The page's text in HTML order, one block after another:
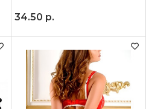
34.50 р.